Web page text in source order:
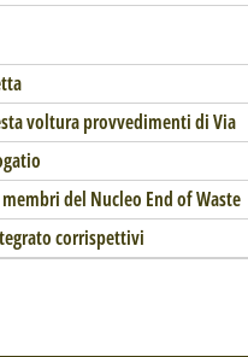
voltura provvedimenti di Via
del Nucleo End of Waste
corrispettivi